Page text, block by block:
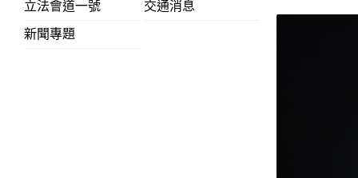
立法會道一號
交通消息
新聞專題